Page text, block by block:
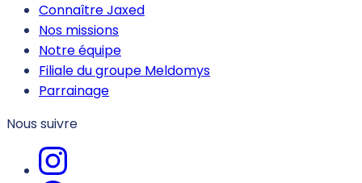
Connaître Jaxed
Nos missions
Notre équipe
Filiale du groupe Meldomys
Parrainage
Nous suivre